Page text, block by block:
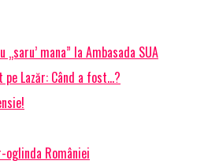
mana” la Ambasada SUA
Lazăr: Când a fost…?
oglinda României